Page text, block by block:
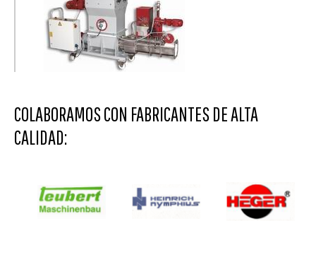
COLABORAMOS CON FABRICANTES DE ALTA
CALIDAD: